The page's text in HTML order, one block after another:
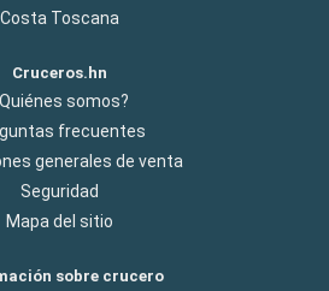
Costa Toscana
Cruceros.hn
somos?
frecuentes
generales de venta
Seguridad
Mapa del sitio
sobre crucero